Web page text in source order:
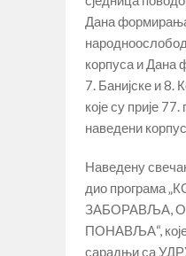
Дана
корпуса и Дана
7. Банијске и 8.
које су прије
наведени корпус.
Наведену
дио програма
ЗАБОРАВЉА,
ПОНАВЉА“,
сарадњи са